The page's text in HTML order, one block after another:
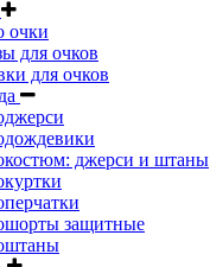
очки
для очков
для очков
джерси и штаны
защитные